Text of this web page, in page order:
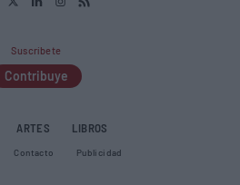
Suscríbete
Contribuye
ARTES LIBROS
Contacto Publicidad